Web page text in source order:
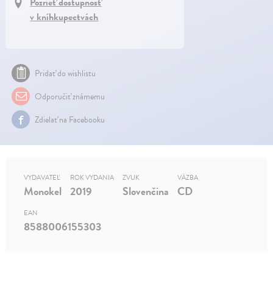
v kníhkupectvách
Pridať do wishlistu
Odporučiť známemu
Zdielať na Facebooku
VYDAVATEĽ
Monokel
ROK VYDANIA
2019
ZVUK
Slovenčina
VÄZBA
CD
EAN
8588006155303